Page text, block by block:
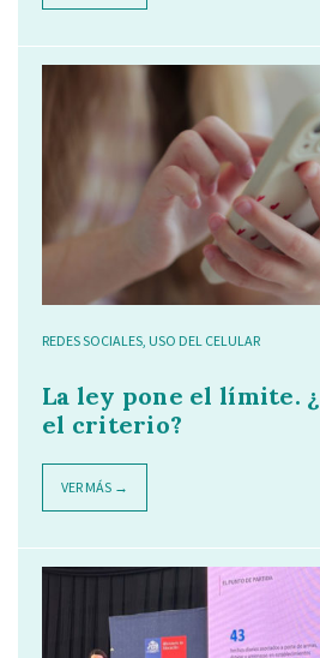
REDES SOCIALES, USO DEL CELULAR
La ley pone el límite.
el criterio?
VER MÁS →